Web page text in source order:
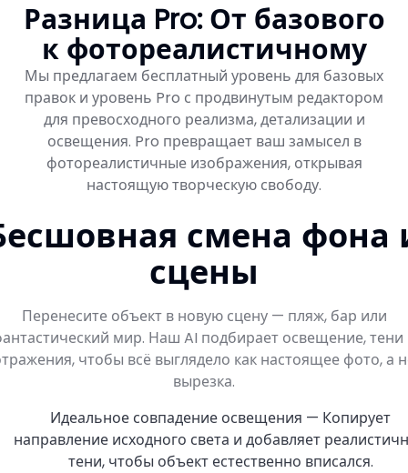
Разница Pro: От базового
к фотореалистичному
Мы предлагаем бесплатный уровень для базовых
правок и уровень Pro с продвинутым редактором
для превосходного реализма, детализации и
освещения. Pro превращает ваш замысел в
фотореалистичные изображения, открывая
настоящую творческую свободу.
смена фона
сцены
Перенесите объект в новую сцену — пляж, бар или
мир. Наш AI подбирает освещение, тени
чтобы всё выглядело как настоящее фото, а
вырезка.
Идеальное совпадение освещения — Копирует
направление исходного света и добавляет
тени, чтобы объект естественно вписался.